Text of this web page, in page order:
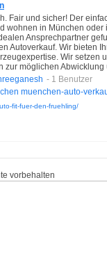
Fair und sicher! Der
wohnen in München
Ansprechpartner
Autoverkauf. Wir bieten
Wir setzen
zur möglichen Abwicklung
- 1 Benutzer
muenchen-auto-
fit-fuer-den-fruehling/
vorbehalten